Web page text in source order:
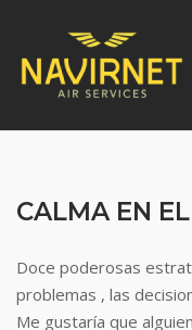
content
CALMA EN
Doce poderosas
problemas , las
Me gustaría que